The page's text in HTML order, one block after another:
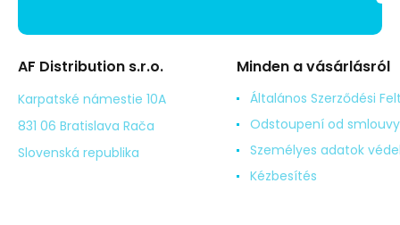
AF Distribution s.r.o.
Karpatské námestie 10A
831 06 Bratislava Rača
Slovenská republika
Minden a vásárlásról
Általános Szerződési
Odstoupení od smlouvy
Személyes adatok
Kézbesítés